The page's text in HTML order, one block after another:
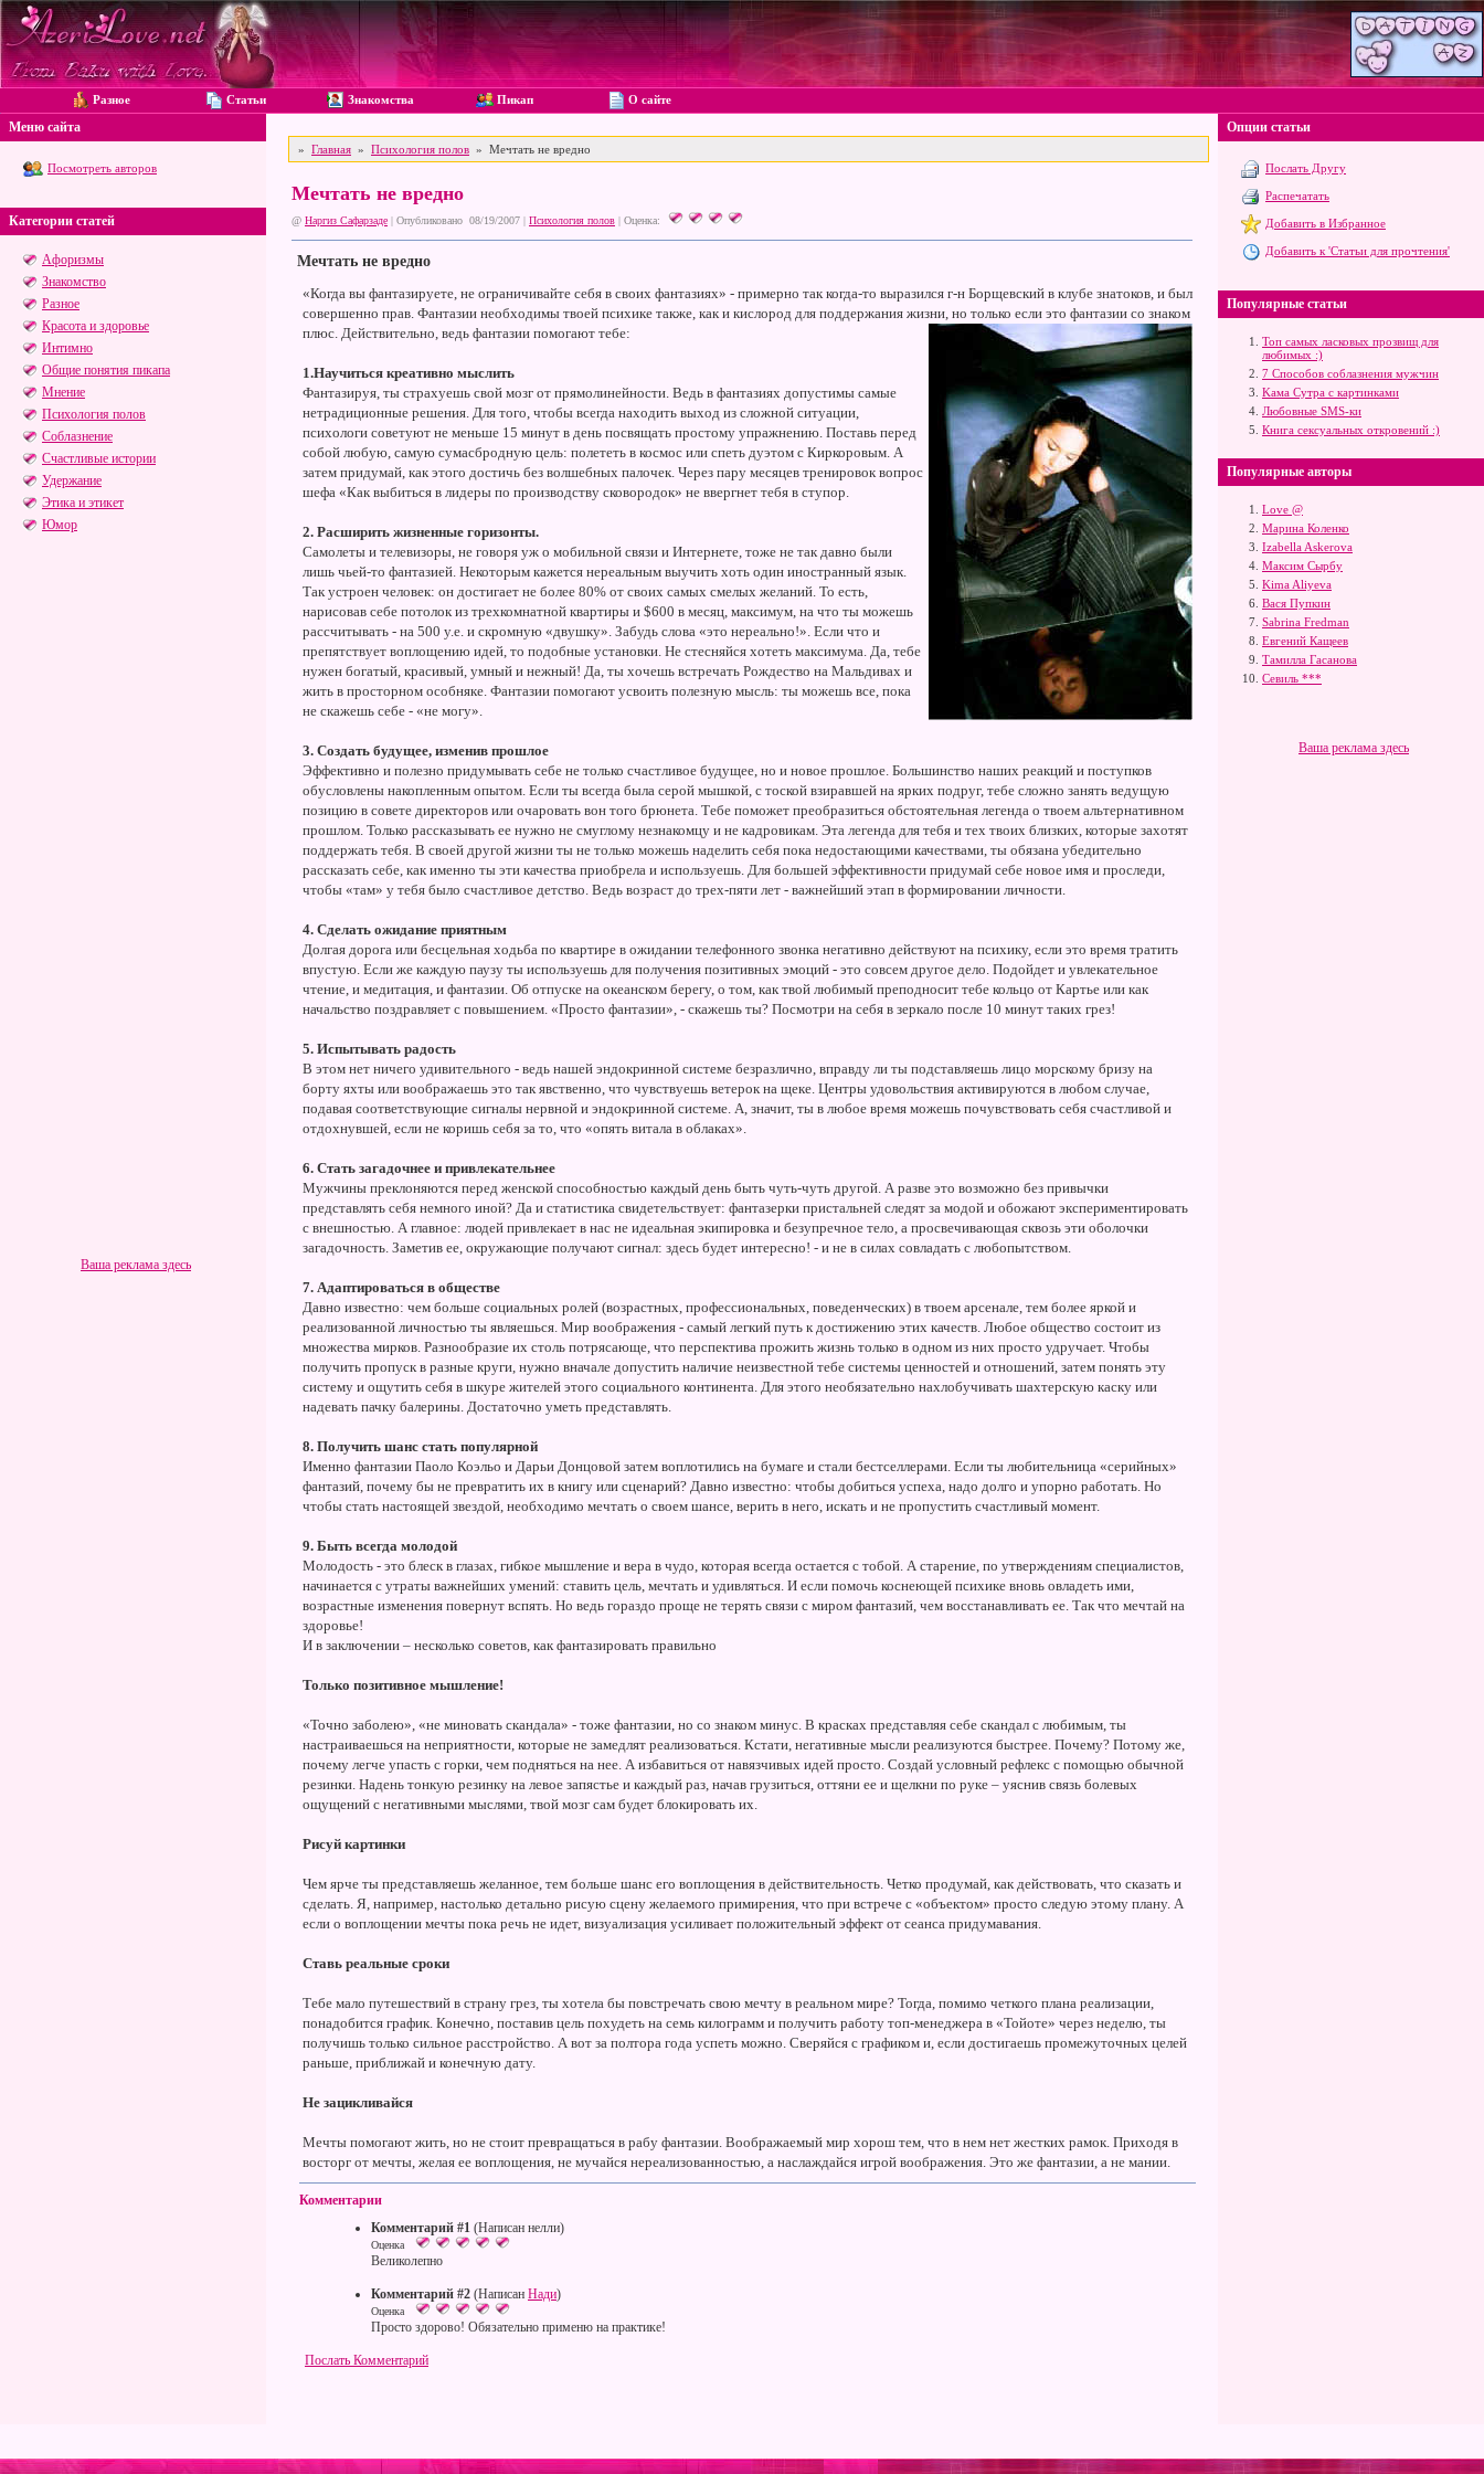
Разное Статьи Знакомства Пикап О сайте
Меню сайта
Посмотреть авторов
Категории статей
Афоризмы
Знакомство
Разное
Красота и здоровье
Интимно
Общие понятия пикапа
Мнение
Психология полов
Соблазнение
Счастливые истории
Удержание
Этика и этикет
Юмор
Ваша реклама здесь
» Главная » Психология полов » Мечтать не вредно
Мечтать не вредно
@ Наргиз Сафарзаде | Опубликовано 08/19/2007 | Психология полов | Оценка:
Мечтать не вредно
«Когда вы фантазируете, не ограничивайте себя в своих фантазиях» - примерно так когда-то выразился г-н Борщевский в клубе знатоков, и был
совершенно прав. Фантазии необходимы твоей психике также, как и кислород для поддержания жизни, но только если это фантазии со знаком
плюс. Действительно, ведь фантазии помогают тебе:
1.Научиться креативно мыслить
Фантазируя, ты страхуешь свой мозг от прямолинейности. Ведь в фантазиях допустимы самые
нетрадиционные решения. Для того, чтобы всегда находить выход из сложной ситуации,
психологи советуют не меньше 15 минут в день посвящать простому упражнению. Поставь перед
собой любую, самую сумасбродную цель: полететь в космос или спеть дуэтом с Киркоровым. А
затем придумай, как этого достичь без волшебных палочек. Через пару месяцев тренировок вопрос
шефа «Как выбиться в лидеры по производству сковородок» не ввергнет тебя в ступор.
2. Расширить жизненные горизонты.
Самолеты и телевизоры, не говоря уж о мобильной связи и Интернете, тоже не так давно были
лишь чьей-то фантазией. Некоторым кажется нереальным выучить хоть один иностранный язык.
Так устроен человек: он достигает не более 80% от своих самых смелых желаний. То есть,
нарисовав себе потолок из трехкомнатной квартиры и $600 в месяц, максимум, на что ты можешь
рассчитывать - на 500 у.е. и скромную «двушку». Забудь слова «это нереально!». Если что и
препятствует воплощению идей, то подобные установки. Не стесняйся хотеть максимума. Да, тебе
нужен богатый, красивый, умный и нежный! Да, ты хочешь встречать Рождество на Мальдивах и
жить в просторном особняке. Фантазии помогают усвоить полезную мысль: ты можешь все, пока
не скажешь себе - «не могу».
3. Создать будущее, изменив прошлое
Эффективно и полезно придумывать себе не только счастливое будущее, но и новое прошлое. Большинство наших реакций и поступков
обусловлены накопленным опытом. Если ты всегда была серой мышкой, с тоской взиравшей на ярких подруг, тебе сложно занять ведущую
позицию в совете директоров или очаровать вон того брюнета. Тебе поможет преобразиться обстоятельная легенда о твоем альтернативном
прошлом. Только рассказывать ее нужно не смуглому незнакомцу и не кадровикам. Эта легенда для тебя и тех твоих близких, которые захотят
поддержать тебя. В своей другой жизни ты не только можешь наделить себя пока недостающими качествами, ты обязана убедительно
рассказать себе, как именно ты эти качества приобрела и используешь. Для большей эффективности придумай себе новое имя и проследи,
чтобы «там» у тебя было счастливое детство. Ведь возраст до трех-пяти лет - важнейший этап в формировании личности.
4. Сделать ожидание приятным
Долгая дорога или бесцельная ходьба по квартире в ожидании телефонного звонка негативно действуют на психику, если это время тратить
впустую. Если же каждую паузу ты используешь для получения позитивных эмоций - это совсем другое дело. Подойдет и увлекательное
чтение, и медитация, и фантазии. Об отпуске на океанском берегу, о том, как твой любимый преподносит тебе кольцо от Картье или как
начальство поздравляет с повышением. «Просто фантазии», - скажешь ты? Посмотри на себя в зеркало после 10 минут таких грез!
5. Испытывать радость
В этом нет ничего удивительного - ведь нашей эндокринной системе безразлично, вправду ли ты подставляешь лицо морскому бризу на
борту яхты или воображаешь это так явственно, что чувствуешь ветерок на щеке. Центры удовольствия активируются в любом случае,
подавая соответствующие сигналы нервной и эндокринной системе. А, значит, ты в любое время можешь почувствовать себя счастливой и
отдохнувшей, если не коришь себя за то, что «опять витала в облаках».
6. Стать загадочнее и привлекательнее
Мужчины преклоняются перед женской способностью каждый день быть чуть-чуть другой. А разве это возможно без привычки
представлять себя немного иной? Да и статистика свидетельствует: фантазерки пристальней следят за модой и обожают экспериментировать
с внешностью. А главное: людей привлекает в нас не идеальная экипировка и безупречное тело, а просвечивающая сквозь эти оболочки
загадочность. Заметив ее, окружающие получают сигнал: здесь будет интересно! - и не в силах совладать с любопытством.
7. Адаптироваться в обществе
Давно известно: чем больше социальных ролей (возрастных, профессиональных, поведенческих) в твоем арсенале, тем более яркой и
реализованной личностью ты являешься. Мир воображения - самый легкий путь к достижению этих качеств. Любое общество состоит из
множества мирков. Разнообразие их столь потрясающе, что перспектива прожить жизнь только в одном из них просто удручает. Чтобы
получить пропуск в разные круги, нужно вначале допустить наличие неизвестной тебе системы ценностей и отношений, затем понять эту
систему и ощутить себя в шкуре жителей этого социального континента. Для этого необязательно нахлобучивать шахтерскую каску или
надевать пачку балерины. Достаточно уметь представлять.
8. Получить шанс стать популярной
Именно фантазии Паоло Коэльо и Дарьи Донцовой затем воплотились на бумаге и стали бестселлерами. Если ты любительница «серийных»
фантазий, почему бы не превратить их в книгу или сценарий? Давно известно: чтобы добиться успеха, надо долго и упорно работать. Но
чтобы стать настоящей звездой, необходимо мечтать о своем шансе, верить в него, искать и не пропустить счастливый момент.
9. Быть всегда молодой
Молодость - это блеск в глазах, гибкое мышление и вера в чудо, которая всегда остается с тобой. А старение, по утверждениям специалистов,
начинается с утраты важнейших умений: ставить цель, мечтать и удивляться. И если помочь коснеющей психике вновь овладеть ими,
возрастные изменения повернут вспять. Но ведь гораздо проще не терять связи с миром фантазий, чем восстанавливать ее. Так что мечтай на
здоровье!
И в заключении – несколько советов, как фантазировать правильно
Только позитивное мышление!
«Точно заболею», «не миновать скандала» - тоже фантазии, но со знаком минус. В красках представляя себе скандал с любимым, ты
настраиваешься на неприятности, которые не замедлят реализоваться. Кстати, негативные мысли реализуются быстрее. Почему? Потому же,
почему легче упасть с горки, чем подняться на нее. А избавиться от навязчивых идей просто. Создай условный рефлекс с помощью обычной
резинки. Надень тонкую резинку на левое запястье и каждый раз, начав грузиться, оттяни ее и щелкни по руке – уяснив связь болевых
ощущений с негативными мыслями, твой мозг сам будет блокировать их.
Рисуй картинки
Чем ярче ты представляешь желанное, тем больше шанс его воплощения в действительность. Четко продумай, как действовать, что сказать и
сделать. Я, например, настолько детально рисую сцену желаемого примирения, что при встрече с «объектом» просто следую этому плану. А
если о воплощении мечты пока речь не идет, визуализация усиливает положительный эффект от сеанса придумавания.
Ставь реальные сроки
Тебе мало путешествий в страну грез, ты хотела бы повстречать свою мечту в реальном мире? Тогда, помимо четкого плана реализации,
понадобится график. Конечно, поставив цель похудеть на семь килограмм и получить работу топ-менеджера в «Тойоте» через неделю, ты
получишь только сильное расстройство. А вот за полтора года успеть можно. Сверяйся с графиком и, если достигаешь промежуточных целей
раньше, приближай и конечную дату.
Не зацикливайся
Мечты помогают жить, но не стоит превращаться в рабу фантазии. Воображаемый мир хорош тем, что в нем нет жестких рамок. Приходя в
восторг от мечты, желая ее воплощения, не мучайся нереализованностью, а наслаждайся игрой воображения. Это же фантазии, а не мании.
Комментарии
Комментарий #1 (Написан нелли)
Оценка
Великолепно
Комментарий #2 (Написан Нади)
Оценка
Просто здорово! Обязательно применю на практике!
Послать Комментарий
Опции статьи
Послать Другу
Распечатать
Добавить в Избранное
Добавить к 'Статьи для прочтения'
Популярные статьи
Топ самых ласковых прозвищ для
любимых :)
7 Способов соблазнения мужчин
Kама Сутра с картинками
Любовные SMS-ки
Книга сексуальных откровений :)
Популярные авторы
Love @
Марина Коленко
Izabella Askerova
Максим Сырбу
Kima Aliyeva
Вася Пупкин
Sabrina Fredman
Евгений Кащеев
Тамилла Гасанова
Севиль ***
Ваша реклама здесь